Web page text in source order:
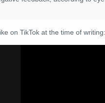
on TikTok at the time of writing: